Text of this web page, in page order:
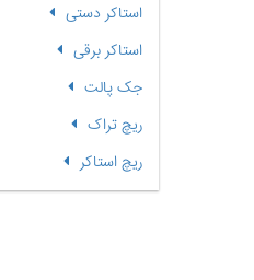
استاکر دستی
استاکر برقی
جک پالت
ریچ تراک
ریچ استاکر